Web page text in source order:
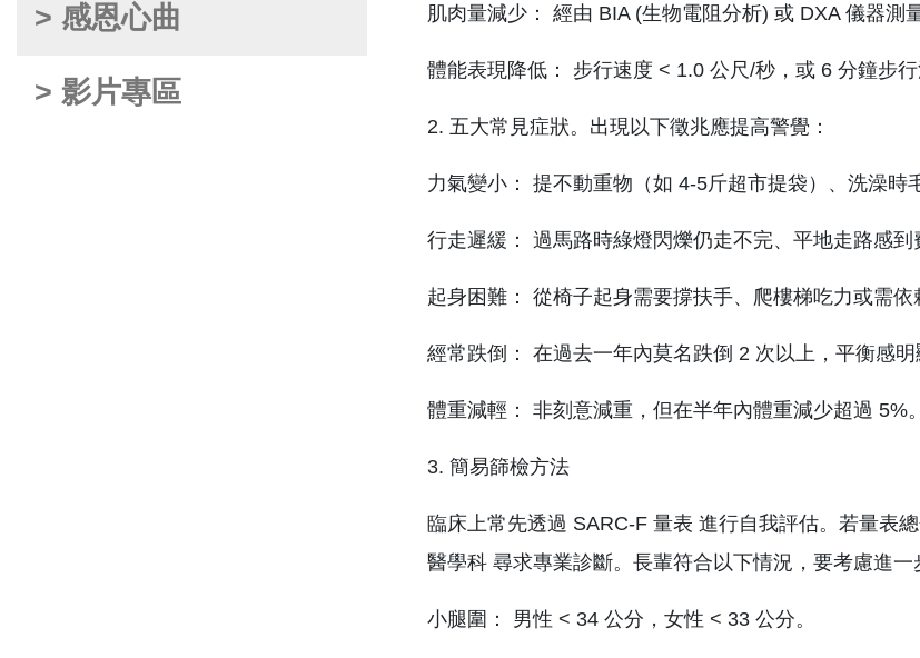
> 感恩心曲
> 影片專區
肌肉量減少： 經由 BIA (生物電阻分析) 或 DXA 儀器測
體能表現降低： 步行速度 < 1.0 公尺/秒，或 6 分鐘步行
2. 五大常見症狀。出現以下徵兆應提高警覺：
力氣變小： 提不動重物（如 4-5斤超市提袋）、洗澡時
行走遲緩： 過馬路時綠燈閃爍仍走不完、平地走路感到
起身困難： 從椅子起身需要撐扶手、爬樓梯吃力或需依
經常跌倒： 在過去一年內莫名跌倒 2 次以上，平衡感明
體重減輕： 非刻意減重，但在半年內體重減少超過 5%。
3. 簡易篩檢方法
臨床上常先透過 SARC-F 量表 進行自我評估。若量表
醫學科 尋求專業診斷。長輩符合以下情況，要考慮進一
小腿圍： 男性 < 34 公分，女性 < 33 公分。